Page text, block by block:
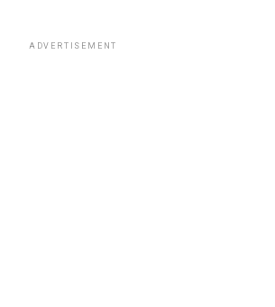
ADVERTISEMENT